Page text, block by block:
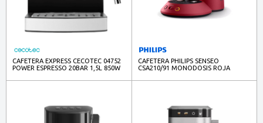
CAFETERA EXPRESS CECOTEC 04752
POWER ESPRESSO 20BAR 1,5L 850W
CAFETERA PHILIPS SENSEO
CSA210/91 MONODOSIS ROJA